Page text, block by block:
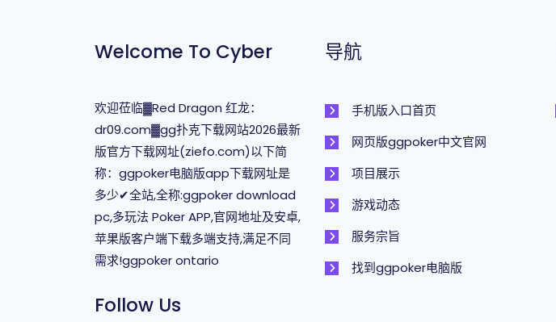
Welcome To Cyber
欢迎莅临▓Red Dragon 红龙：
dr09.com▓gg扑克下载网站2026最新
版官方下载网址(ziefo.com)以下简
称：ggpoker电脑版app下载网址是
多少✔全站,全称:ggpoker download
pc,多玩法 Poker APP,官网地址及安卓,
苹果版客户端下载多端支持,满足不同
需求!ggpoker ontario
Follow Us
导航
手机版入口首页
网页版ggpoker中文官网
项目展示
游戏动态
服务宗旨
找到ggpoker电脑版